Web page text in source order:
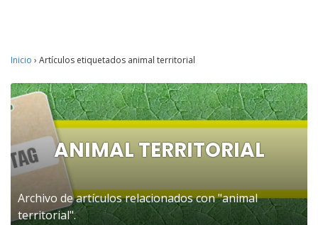
Inicio › Artículos etiquetados animal territorial
ANIMAL TERRITORIAL
Archivo de artículos relacionados con "animal
territorial".